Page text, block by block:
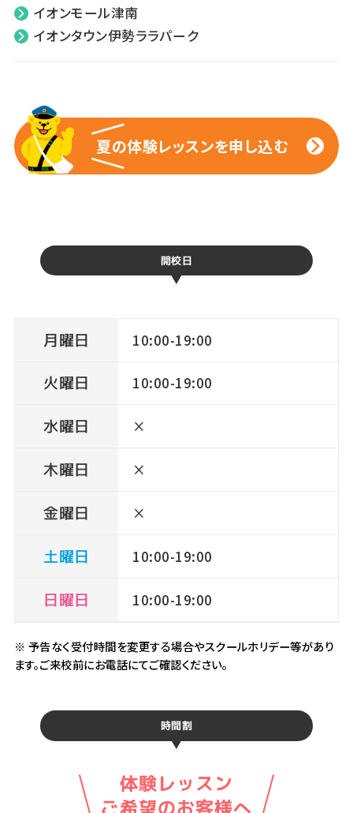
イオンモール津南
イオンタウン伊勢ララパーク
夏の体験レッスンを申し込む
夏の体験レッスンを申し込む
開校日
月曜日
火曜日
水曜日
木曜日
金曜日
土曜日
日曜日
10:00-19:00
10:00-19:00
×
×
×
10:00-19:00
10:00-19:00
※ 予告なく受付時間を変更する場合やスクールホリデー等があり
ます。ご来校前にお電話にてご確認ください。
時間割
体験レッスン